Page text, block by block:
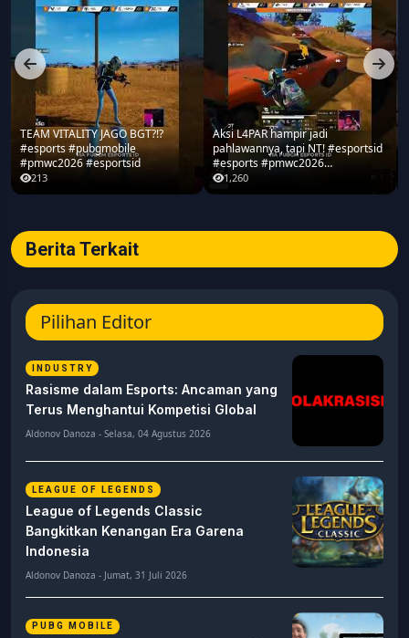
gamers di Indonesia.
TEAM VITALITY JAGO BGT?!?
#esports #pubgmobile
#pmwc2026 #esportsid
213
Aksi L4PAR hampir jadi
pahlawannya, tapi NT! #esportsid
#esports #pmwc2026
#pubgmobile #teamrrq
1,260
Berita Terkait
Pilihan Editor
INDUSTRY
Rasisme dalam Esports: Ancaman yang
Terus Menghantui Kompetisi Global
Aldonov Danoza - Selasa, 04 Agustus 2026
LEAGUE OF LEGENDS
League of Legends Classic
Bangkitkan Kenangan Era Garena
Indonesia
Aldonov Danoza - Jumat, 31 Juli 2026
PUBG MOBILE